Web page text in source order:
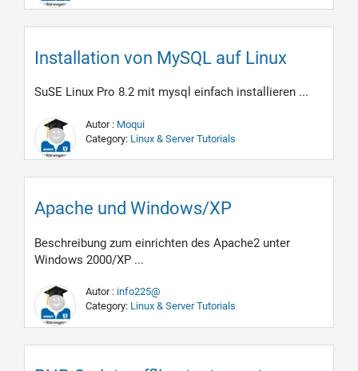
Installation von MySQL auf Linux
SuSE Linux Pro 8.2 mit mysql einfach installieren ...
Autor : Moqui
Category: Linux & Server Tutorials
Apache und Windows/XP
Beschreibung zum einrichten des Apache2 unter
Windows 2000/XP ...
Autor : info225@
Category: Linux & Server Tutorials